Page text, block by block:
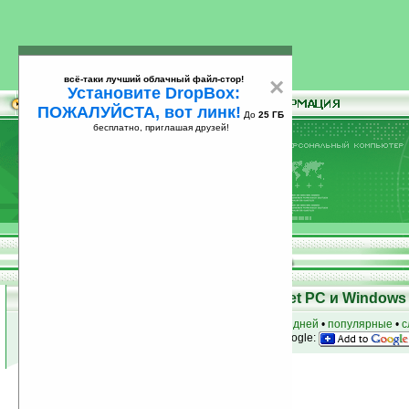
25
Программы для КПК Pocket PC и Windows
за 7 дней • популярные •
на Google:
×
всё-таки лучший облачный файл-стор!
Установите DropBox:
ПОЖАЛУЙСТА, вот линк! До 25 ГБ
бесплатно, приглашая друзей!